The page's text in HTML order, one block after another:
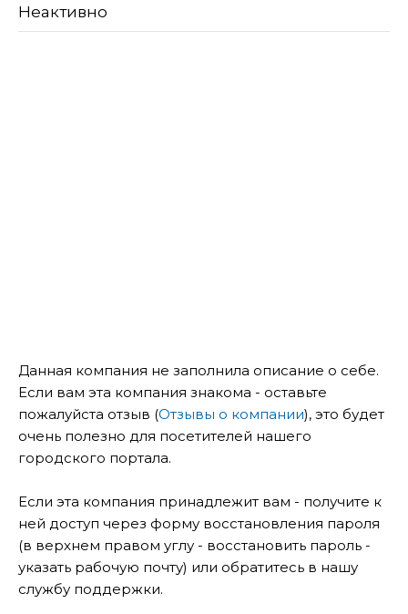
Неактивно
Данная компания не заполнила описание о себе.
Если вам эта компания знакома - оставьте
пожалуйста отзыв (Отзывы о компании), это будет
очень полезно для посетителей нашего
городского портала.
Если эта компания принадлежит вам - получите к
ней доступ через форму восстановления пароля
(в верхнем правом углу - восстановить пароль -
указать рабочую почту) или обратитесь в нашу
службу поддержки.